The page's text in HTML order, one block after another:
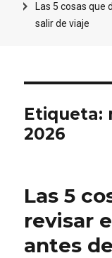
Las 5 cosas que
salir de viaje
Etiqueta:
2026
Las 5
revisar
antes